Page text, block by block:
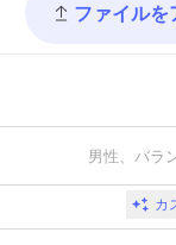
ファイルを
男性、バラ
カ